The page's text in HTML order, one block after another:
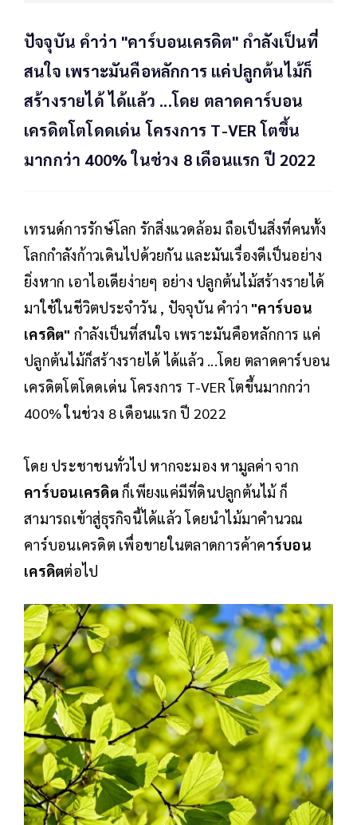
ปัจจุบัน คำว่า "คาร์บอนเครดิต" กำลังเป็นที่
สนใจ เพราะมันคือหลักการ แค่ปลูกต้นไม้ก็
สร้างรายได้ ได้แล้ว ...โดย ตลาดคาร์บอน
เครดิตโตโดดเด่น โครงการ T-VER โตขึ้น
มากกว่า 400% ในช่วง 8 เดือนแรก ปี 2022
เทรนด์การรักษ์โลก รักสิ่งแวดล้อม ถือเป็นสิ่งที่คนทั้ง
โลกกำลังก้าวเดินไปด้วยกัน และมันเรื่องดีเป็นอย่าง
ยิ่งหาก เอาไอเดียง่ายๆ อย่าง ปลูกต้นไม้สร้างรายได้
มาใช้ในชีวิตประจำวัน , ปัจจุบัน คำว่า "คาร์บอน
เครดิต" กำลังเป็นที่สนใจ เพราะมันคือหลักการ แค่
ปลูกต้นไม้ก็สร้างรายได้ ได้แล้ว ...โดย ตลาดคาร์บอน
เครดิตโตโดดเด่น โครงการ T-VER โตขึ้นมากกว่า
400% ในช่วง 8 เดือนแรก ปี 2022
โดย ประชาชนทั่วไป หากจะมอง หามูลค่า จาก
คาร์บอนเครดิตก็เพียงแค่มีที่ดินปลูกต้นไม้ ก็
สามารถเข้าสู่ธุรกิจนี้ได้แล้ว โดยนำไม้มาคำนวณ
คาร์บอนเครดิต เพื่อขายในตลาดการค้าคาร์บอน
เครดิตต่อไป